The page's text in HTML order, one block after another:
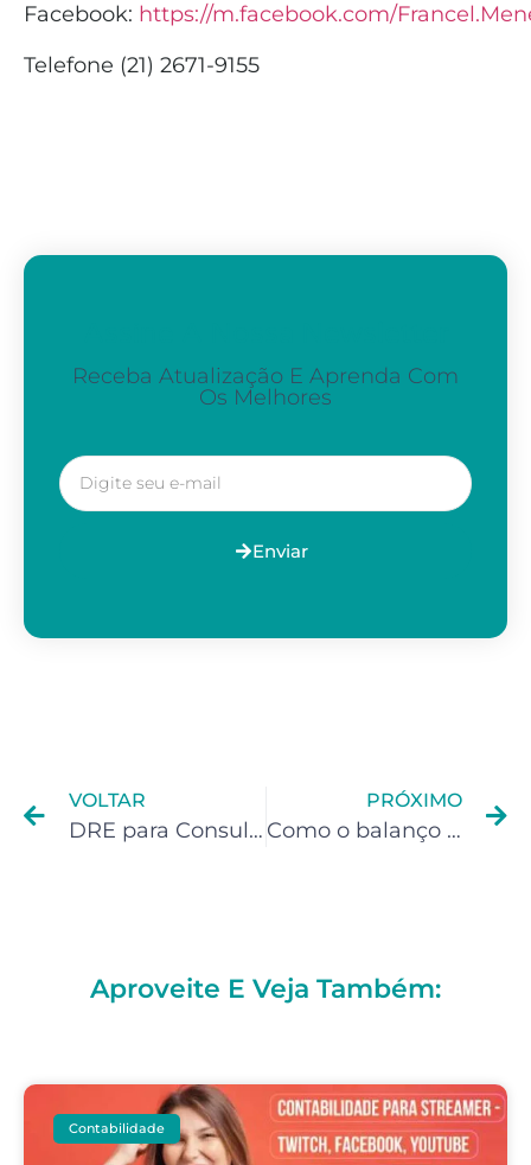
Facebook: https://m.facebook.com/
Telefone (21) 2671-9155
Receba Atualização E Aprenda Com
Os Melhores
Enviar
VOLTAR
DRE para Consultórios Médicos: Tenha controle total das finanças
PRÓXIMO
Como o balanço patrimonial ajuda na gestão do seu espaço terapêutico ?
Aproveite E Veja Também:
Contabilidade